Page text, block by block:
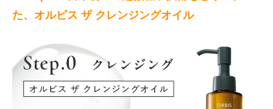
た、オルビス ザ クレンジングオイル